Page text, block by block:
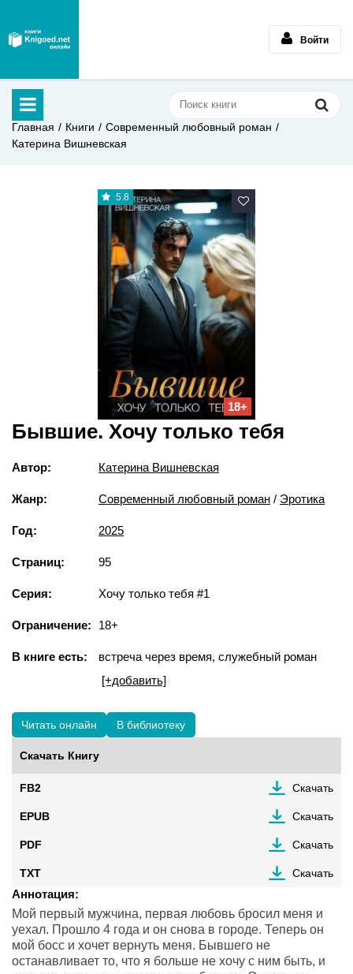
Войти
Главная Книги
Современный любовный роман
Катерина Вишневская
5.8
18+
Бывшие. Хочу только тебя
Автор: Катерина Вишневская
Жанр: Современный любовный роман / Эротика
Год: 2025
Страниц: 95
Серия: Хочу только тебя #1
Ограничение: 18+
В книге есть:
встреча через время, служебный роман
[+добавить]
Читать онлайн В библиотеку
Скачать Книгу
FB2 Скачать
EPUB Скачать
PDF Скачать
TXT Скачать
Аннотация:
Мой первый мужчина, первая любовь бросил меня и
уехал. Прошло 4 года и он снова в городе. Теперь он
мой босс и хочет вернуть меня. Бывшего не
останавливает то, что я больше не хочу с ним быть, и